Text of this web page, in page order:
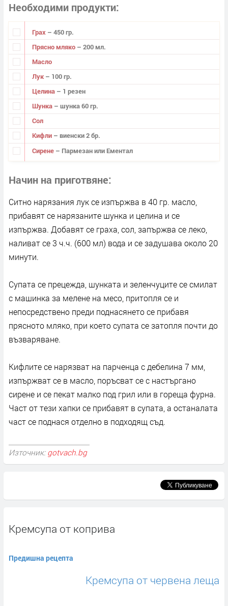
Необходими продукти
Грах – 450 гр.
Прясно мляко – 200 мл.
Масло
Лук – 100 гр.
Целина – 1 резен
Шунка – шунка 60 гр.
Сол
Кифли – виенски 2 бр.
Сирене – Пармезан или Ементал
Начин на приготвяне
Ситно нарязания лук се изпържва в 40 гр. масло,
прибавят се нарязаните шунка и целина и се
изпържва. Добавят се граха, сол, запържва се леко,
наливат се 3 ч.ч. (600 мл) вода и се задушава около 20
минути.
Супата се прецежда, шунката и зеленчуците се смилат
с машинка за мелене на месо, притопля се и
непосредствено преди поднасянето се прибавя
прясното мляко, при което супата се затопля почти до
възваряване.
Кифлите се нарязват на парченца с дебелина 7 мм,
изпържват се в масло, поръсват се с настъргано
сирене и се пекат малко под грил или в гореща фурна.
Част от тези хапки се прибавят в супата, а останалата
част се поднася отделно в подходящ съд.
Източник: gotvach.bg
Кремсупа от коприва
Предишна рецепта
Кремсупа от червена леща